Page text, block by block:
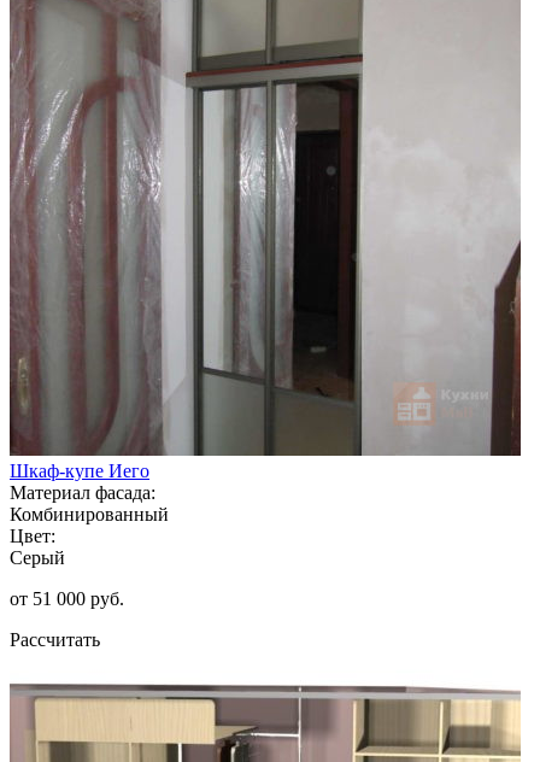
Шкаф-купе Иего
Материал фасада:
Комбинированный
Цвет:
Серый
от 51 000 руб.
Рассчитать